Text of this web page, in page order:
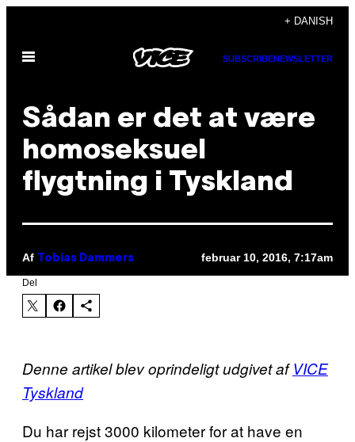
indhold
+ DANISH
Åbn
SUBSCRIBENEWSLETTER
Sådan er det at være
homoseksuel
flygtning i Tyskland
Af Tobias Dammers februar 10, 2016, 7:17am
Del
Denne artikel blev oprindeligt udgivet afVICE
Tyskland
Du har rejst 3000 kilometer for at have en